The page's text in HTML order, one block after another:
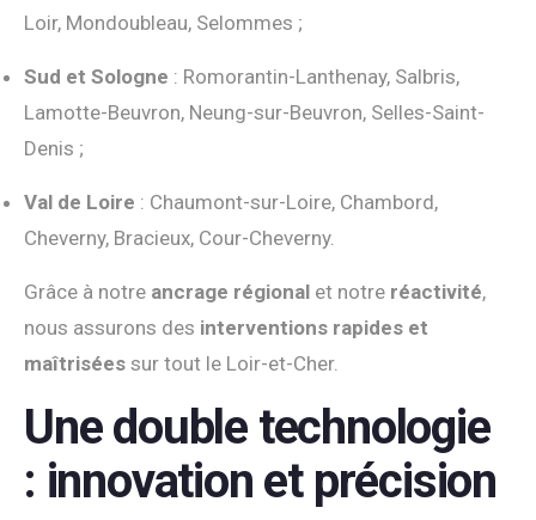
Loir, Mondoubleau, Selommes ;
Sud et Sologne : Romorantin-Lanthenay, Salbris,
Lamotte-Beuvron, Neung-sur-Beuvron, Selles-Saint-
Denis ;
Val de Loire : Chaumont-sur-Loire, Chambord,
Cheverny, Bracieux, Cour-Cheverny.
Grâce à notre ancrage régional et notre réactivité,
nous assurons des interventions rapides et
maîtrisées sur tout le Loir-et-Cher.
Une double technologie
: innovation et précision